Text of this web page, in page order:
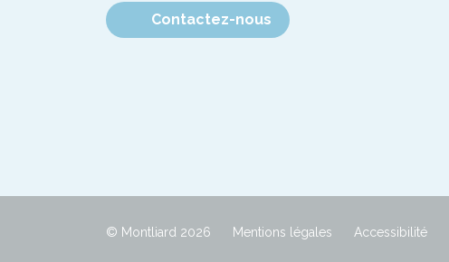
Contactez-nous
© Montliard 2026 Mentions légales Accessibilité